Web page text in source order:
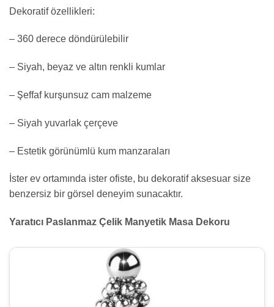
Dekoratif özellikleri:
– 360 derece döndürülebilir
– Siyah, beyaz ve altın renkli kumlar
– Şeffaf kurşunsuz cam malzeme
– Siyah yuvarlak çerçeve
– Estetik görünümlü kum manzaraları
İster ev ortamında ister ofiste, bu dekoratif aksesuar size
benzersiz bir görsel deneyim sunacaktır.
Yaratıcı Paslanmaz Çelik Manyetik Masa Dekoru